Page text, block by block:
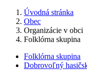
Úvodná stránka
Obec
Organizácie v obci
Folklórna skupina
Folklórna skupina
Dobrovoľný